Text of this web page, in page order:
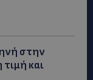
στην
και